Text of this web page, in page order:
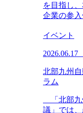
を目指し
企業の参
イベント
北部九州
ラム
「北部九
議」では